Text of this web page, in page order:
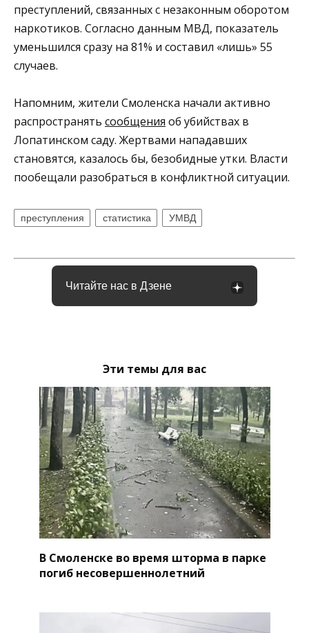
преступлений, связанных с незаконным оборотом
наркотиков. Согласно данным МВД, показатель
уменьшился сразу на 81% и составил «лишь» 55
случаев.
Напомним, жители Смоленска начали активно
распространять сообщения об убийствах в
Лопатинском саду. Жертвами нападавших
становятся, казалось бы, безобидные утки. Власти
пообещали разобраться в конфликтной ситуации.
преступления статистика УМВД
Читайте нас в Дзене
Эти темы для вас
В Смоленске во время шторма в парке
погиб несовершеннолетний